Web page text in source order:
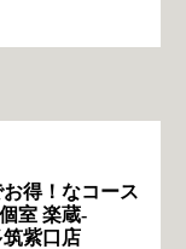
得！なコース
室 楽蔵‐
紫口店